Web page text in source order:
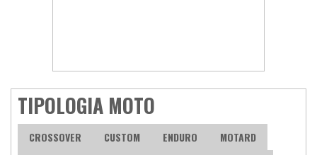
TIPOLOGIA MOTO
CROSSOVER CUSTOM ENDURO
MOTARD